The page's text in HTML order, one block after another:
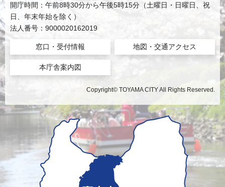
開庁時間：午前8時30分から午後5時15分（土曜日・日曜日、祝
日、年末年始を除く）
法人番号：9000020162019
窓口・受付情報 地図・交通アクセス
本庁舎案内図
Copyright© TOYAMA CITY All Rights Reserved.